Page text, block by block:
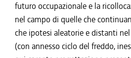
futuro occupazionale e la
nel campo di quelle che
che ipotesi aleatorie e distanti
(con annesso ciclo del freddo,